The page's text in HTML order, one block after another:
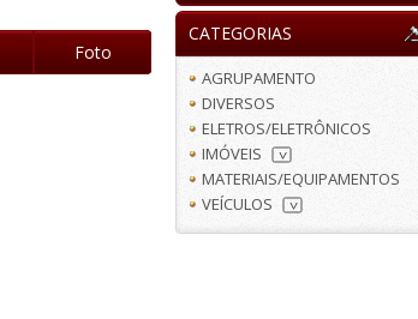
Foto
CATEGORIAS
AGRUPAMENTO
DIVERSOS
ELETROS/ELETRÔNICOS
IMÓVEIS >
MATERIAIS/EQUIPAMENTOS
VEÍCULOS >